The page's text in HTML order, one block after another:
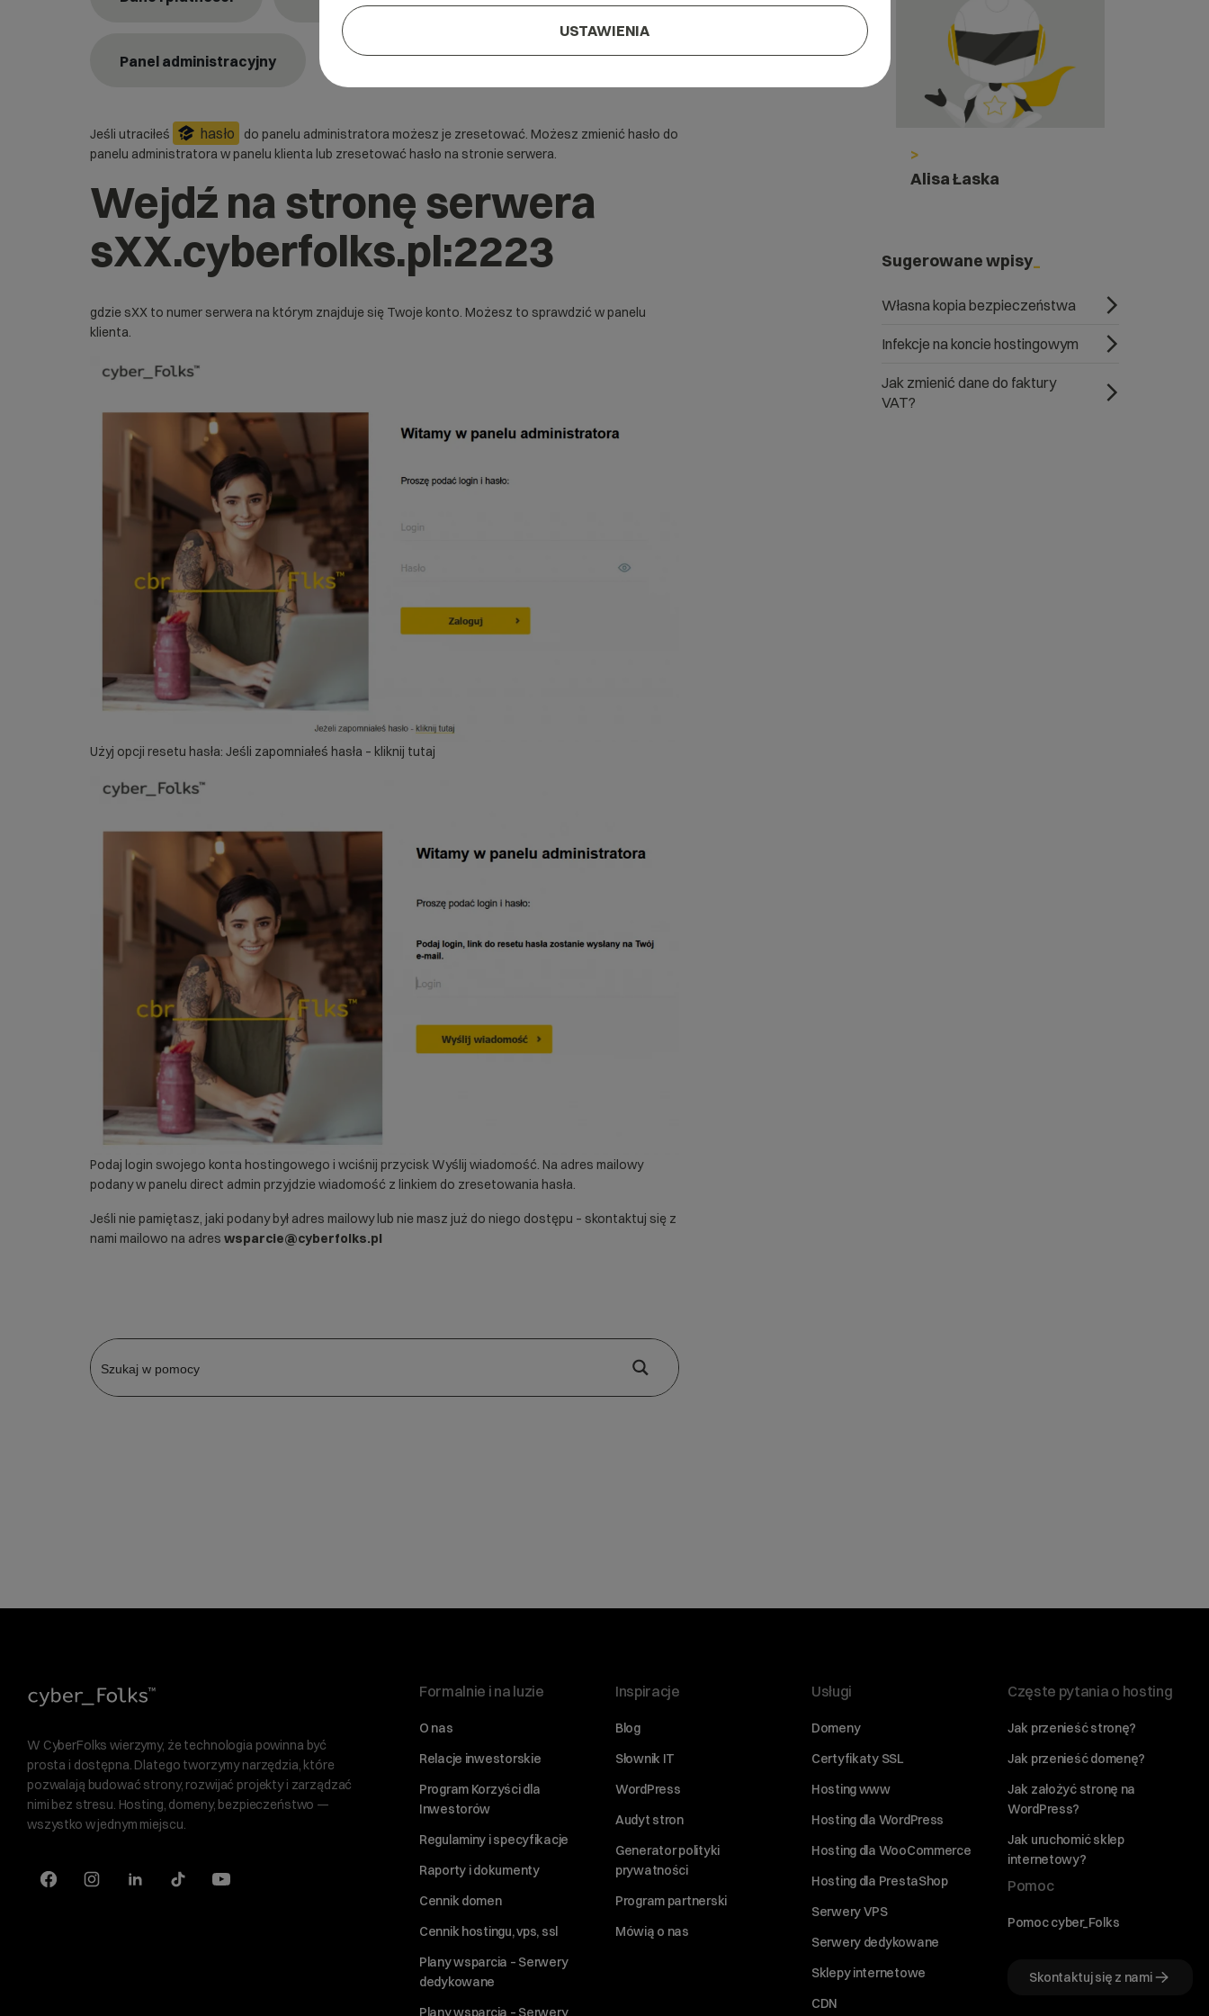
Panel administracyjny
Jeśli utraciłeś hasło do panelu administratora możesz je zresetować. Możesz zmienić hasło do
panelu administratora w panelu klienta lub zresetować hasło na stronie serwera.
Wejdź na stronę serwera
sXX.cyberfolks.pl:2223
gdzie sXX to numer serwera na którym znajduje się Twoje konto. Możesz to sprawdzić w panelu
klienta.
Użyj opcji resetu hasła: Jeśli zapomniałeś hasła – kliknij tutaj
Podaj login swojego konta hostingowego i wciśnij przycisk Wyślij wiadomość. Na adres mailowy
podany w panelu direct admin przyjdzie wiadomość z linkiem do zresetowania hasła.
Jeśli nie pamiętasz, jaki podany był adres mailowy lub nie masz już do niego dostępu – skontaktuj się z
nami mailowo na adres wsparcie@cyberfolks.pl
>
Alisa Łaska
Sugerowane wpisy
Własna kopia bezpieczeństwa
Infekcje na koncie hostingowym
Jak zmienić dane do faktury
VAT?
W CyberFolks wierzymy, że technologia powinna być
prosta i dostępna. Dlatego tworzymy narzędzia, które
pozwalają budować strony, rozwijać projekty i zarządzać
nimi bez stresu. Hosting, domeny, bezpieczeństwo —
wszystko w jednym miejscu.
Formalnie i na luzie
O nas
Relacje inwestorskie
Program Korzyści dla
Inwestorów
Regulaminy i specyfikacje
Raporty i dokumenty
Cennik domen
Cennik hostingu, vps, ssl
Plany wsparcia – Serwery
dedykowane
Plany wsparcia – Serwery
Inspiracje
Blog
Słownik IT
WordPress
Audyt stron
Generator polityki
prywatności
Program partnerski
Mówią o nas
Usługi
Domeny
Certyfikaty SSL
Hosting www
Hosting dla WordPress
Hosting dla WooCommerce
Hosting dla PrestaShop
Serwery VPS
Serwery dedykowane
Sklepy internetowe
CDN
Częste pytania o hosting
Jak przenieść stronę?
Jak przenieść domenę?
Jak założyć stronę na
WordPress?
Jak uruchomić sklep
internetowy?
Pomoc
Pomoc cyber_Folks
Skontaktuj się z nami
USTAWIENIA